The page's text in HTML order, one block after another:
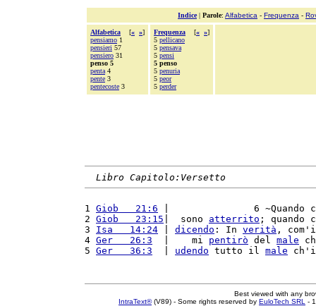
Indice| Parole: Alfabetica - Frequenza -
Alfabetica [« »]
pensiamo 1
pensieri 57
pensiero 31
penso 5
penta 4
pente 3
pentecoste 3
Frequenza [« »]
5 pellicano
5 pensava
5 pensi
5 penso
5 penuria
5 peor
5 perder
Libro Capitolo:Versetto
1 Giob   21:6 |               6 ~Quando
2 Giob   23:15 |  sono atterrito ; quando
3 Isa   14:24 dicendo : In verità ,
4 Ger   26:3
  |    mi
pentirò del male
5 Ger   36:3 udendo tutto il male
Best viewed with any
IntraText®(V89) - Some rights reserved by EuloTech SRL -